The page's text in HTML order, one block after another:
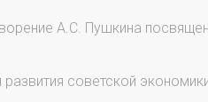
А.С. Пушкина
советской